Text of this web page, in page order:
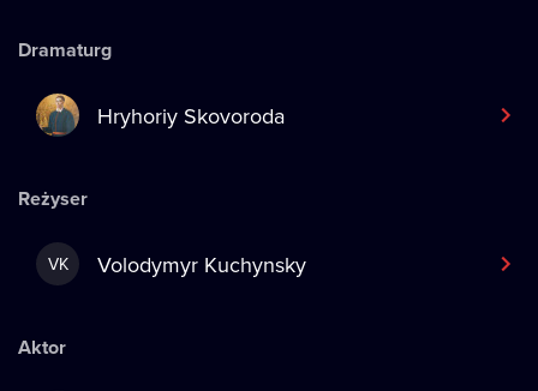
Dramaturg
Hryhoriy Skovoroda
Reżyser
VK Volodymyr Kuchynsky
Aktor